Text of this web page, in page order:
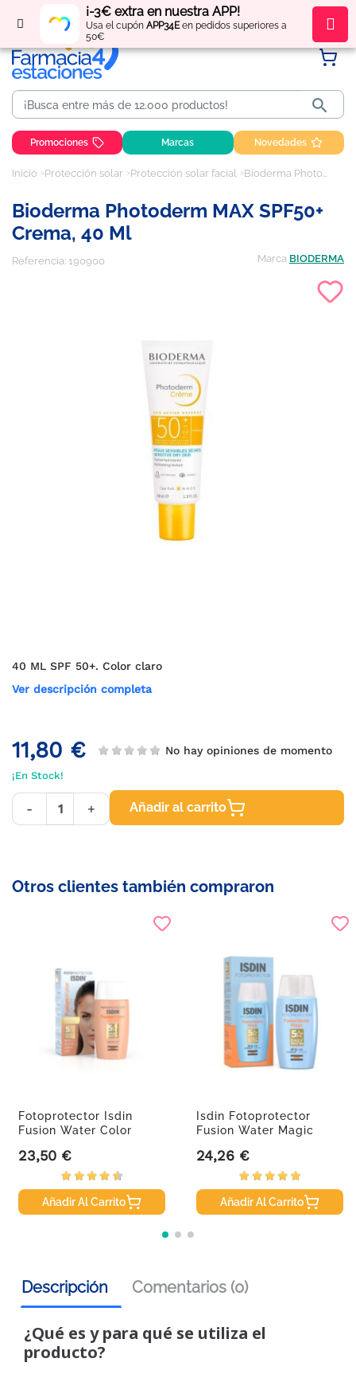
¡-3€ extra en nuestra APP!
Usa el cupón APP34Een pedidos superiores a
50€
Regístratey obténpuntos por tus compras

Promociones Marcas Novedades
Inicio Protección solar Protección solar facial Bioderma Photoderm MAX SPF50+ Crema, 40 ml
Bioderma Photoderm MAX SPF50+
Crema, 40 Ml
Referencia: 190900 Marca BIODERMA
40 ML SPF 50+. Color claro
Ver descripción completa
11,80 € No hay opiniones de momento
¡En Stock!
- + Añadir al carrito
Otros clientes también compraron
Fotoprotector Isdin
Fusion Water Color
Precio
23,50 €
Añadir Al Carrito
Isdin Fotoprotector
Fusion Water Magic
Precio
24,26 €
Añadir Al Carrito
Descripción Comentarios (0)
¿Qué es y para qué se utiliza el
producto?